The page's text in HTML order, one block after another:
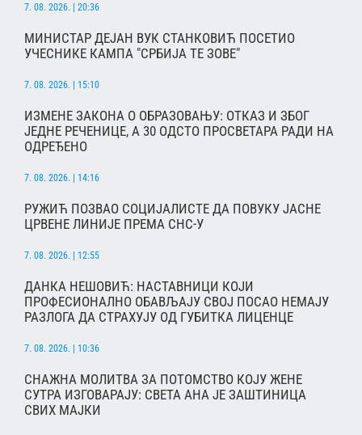
7. 08. 2026. | 20:36
МИНИСТАР ДЕЈАН ВУК СТАНКОВИЋ ПОСЕТИО
УЧЕСНИКЕ КАМПА "СРБИЈА ТЕ ЗОВЕ"
7. 08. 2026. | 15:10
ИЗМЕНЕ ЗАКОНА О ОБРАЗОВАЊУ: ОТКАЗ И ЗБОГ
ЈЕДНЕ РЕЧЕНИЦЕ, А 30 ОДСТО ПРОСВЕТАРА РАДИ НА
ОДРЕЂЕНО
7. 08. 2026. | 14:16
РУЖИЋ ПОЗВАО СОЦИЈАЛИСТЕ ДА ПОВУКУ ЈАСНЕ
ЦРВЕНЕ ЛИНИЈЕ ПРЕМА СНС-У
7. 08. 2026. | 12:55
ДАНКА НЕШОВИЋ: НАСТАВНИЦИ КОЈИ
ПРОФЕСИОНАЛНО ОБАВЉАЈУ СВОЈ ПОСАО НЕМАЈУ
РАЗЛОГА ДА СТРАХУЈУ ОД ГУБИТКА ЛИЦЕНЦЕ
7. 08. 2026. | 10:36
СНАЖНА МОЛИТВА ЗА ПОТОМСТВО КОЈУ ЖЕНЕ
СУТРА ИЗГОВАРАЈУ: СВЕТА АНА ЈЕ ЗАШТИНИЦА
СВИХ МАЈКИ